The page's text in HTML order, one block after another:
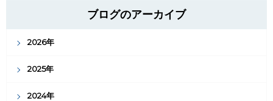
ブログのアーカイブ
2026年
2025年
2024年